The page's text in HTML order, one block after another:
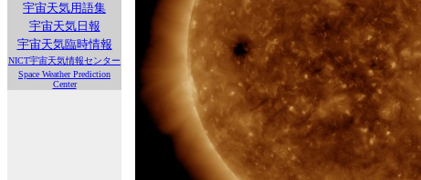
宇宙天気用語集
宇宙天気日報
宇宙天気臨時情報
NICT宇宙天気情報センター
Space Weather Prediction
Center